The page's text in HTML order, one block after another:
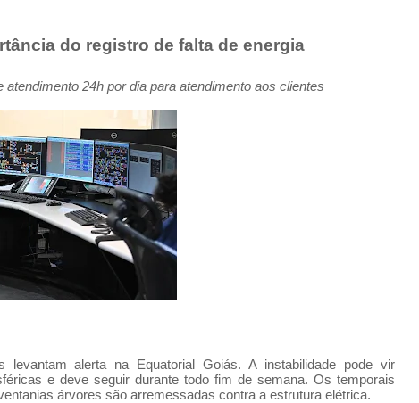
do registro de falta de energia
atendimento 24h por dia para atendimento aos clientes
alerta na Equatorial Goiás. A instabilidade pode vir
e deve seguir durante todo fim de semana. Os temporais
árvores são arremessadas contra a estrutura elétrica.